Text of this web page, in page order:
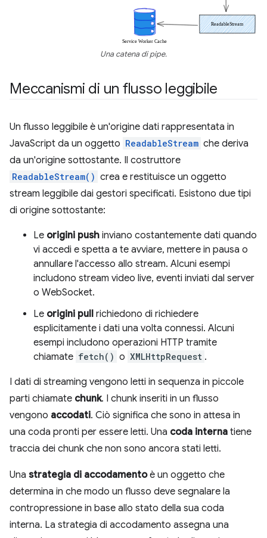
Una catena di pipe.
Meccanismi di un flusso leggibile
Un flusso leggibile è un'origine dati rappresentata in
JavaScript da un oggetto ReadableStream che deriva
da un'origine sottostante. Il costruttore
ReadableStream() crea e restituisce un oggetto
stream leggibile dai gestori specificati. Esistono due tipi
di origine sottostante:
Le origini push inviano costantemente dati quando
vi accedi e spetta a te avviare, mettere in pausa o
annullare l'accesso allo stream. Alcuni esempi
includono stream video live, eventi inviati dal server
o WebSocket.
Le origini pull richiedono di richiedere
esplicitamente i dati una volta connessi. Alcuni
esempi includono operazioni HTTP tramite
chiamate fetch() o XMLHttpRequest .
I dati di streaming vengono letti in sequenza in piccole
parti chiamate chunk. I chunk inseriti in un flusso
vengono accodati. Ciò significa che sono in attesa in
una coda pronti per essere letti. Una coda interna tiene
traccia dei chunk che non sono ancora stati letti.
Una strategia di accodamentoè un oggetto che
determina in che modo un flusso deve segnalare la
contropressione in base allo stato della sua coda
interna. La strategia di accodamento assegna una